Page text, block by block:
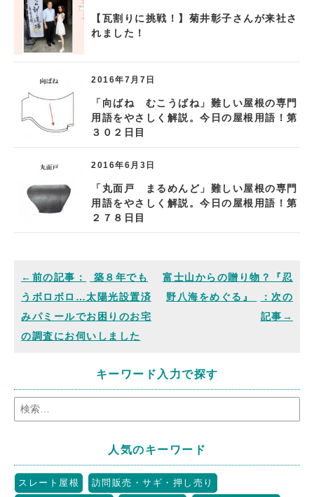
【瓦割りに挑戦！】菊井彰子さんが来社さ
れました！
2016年7月7日
「向ばね むこうばね」難しい屋根の専門
用語をやさしく解説。今日の屋根用語！第
３０２日目
2016年6月3日
「丸面戸 まるめんど」難しい屋根の専門
用語をやさしく解説。今日の屋根用語！第
２７８日目
築８年でも
うボロボロ…太陽光設置済
みパミールでお困りのお宅
の調査にお伺いしました
富士山からの贈り物？『忍
野八海をめぐる』
キーワード入力で探す
人気のキーワード
スレート屋根
訪問販売・サギ・押し売り